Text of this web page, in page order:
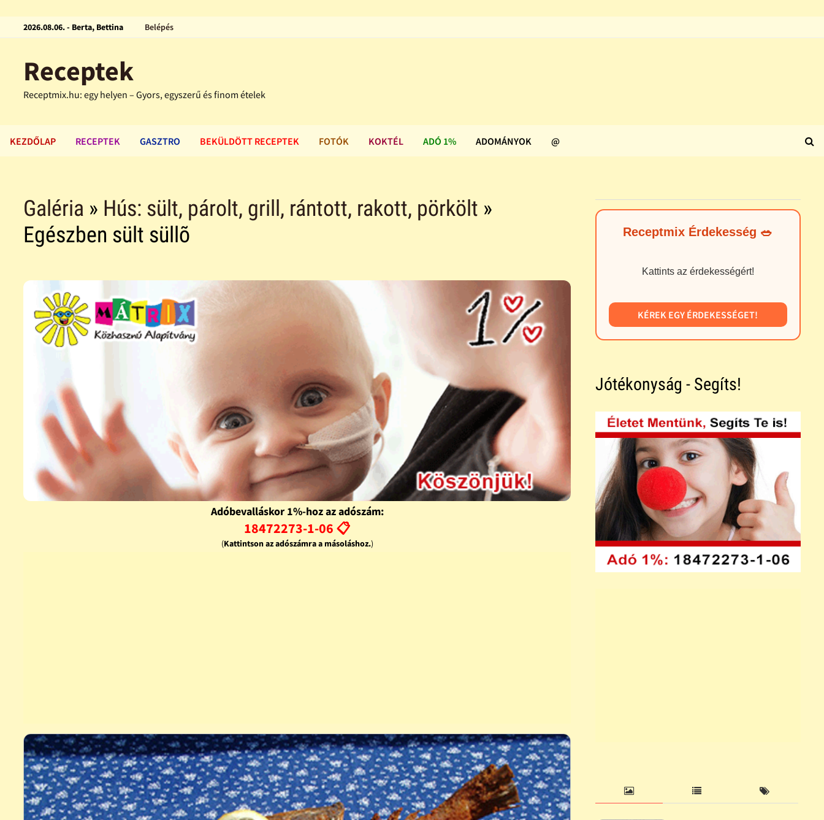
2026.08.06. - Berta, Bettina Belépés
Receptek
Receptmix.hu: egy helyen – Gyors, egyszerű és finom ételek
KEZDŐLAP RECEPTEK GASZTRO BEKÜLDÖTT RECEPTEK FOTÓK KOKTÉL ADÓ 1% ADOMÁNYOK @
Galéria » Hús: sült, párolt, grill, rántott, rakott, pörkölt »
Egészben sült süllõ
Adóbevalláskor 1%-hoz az adószám:
18472273-1-06 📋
(Kattintson az adószámra a másoláshoz.)
Receptmix Érdekesség 🥗
Kattints az érdekességért!
KÉREK EGY ÉRDEKESSÉGET!
Jótékonyság - Segíts!